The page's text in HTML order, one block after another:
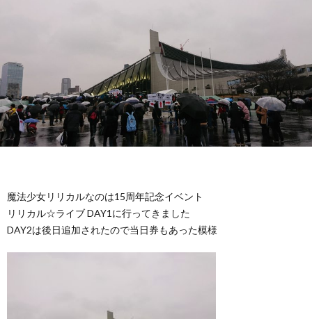
魔法少女リリカルなのは15周年記念イベント
リリカル☆ライブ DAY1に行ってきました
DAY2は後日追加されたので当日券もあった模様